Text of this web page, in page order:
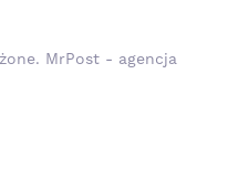
MrPost - agencja